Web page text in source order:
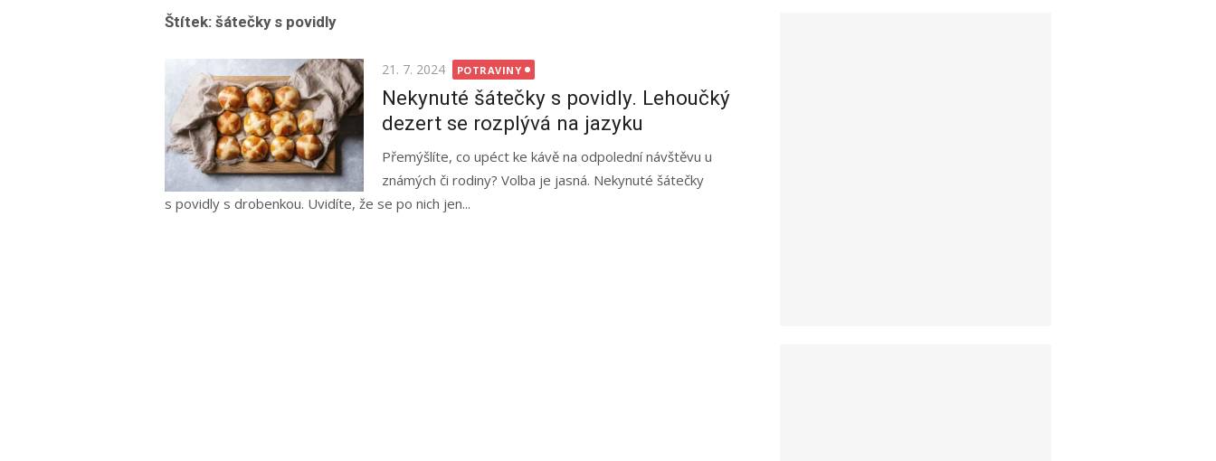
Štítek: šátečky s povidly
Posted
on
21. 7. 2024 POTRAVINY
Nekynuté šátečky s povidly. Lehoučký
dezert se rozplývá na jazyku
Přemýšlíte, co upéct ke kávě na odpolední návštěvu u
známých či rodiny? Volba je jasná. Nekynuté šátečky
s povidly s drobenkou. Uvidíte, že se po nich jen...